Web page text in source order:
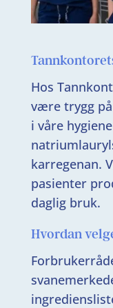
Hos
være trygg
i våre
karregenan.
pasienter
daglig bruk.
Hvordan